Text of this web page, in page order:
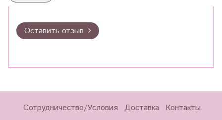
Оставить отзыв
Сотрудничество/Условия Доставка
Контакты